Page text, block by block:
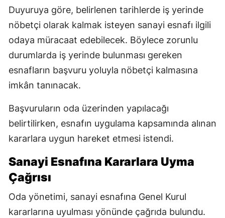
Duyuruya göre, belirlenen tarihlerde iş yerinde
nöbetçi olarak kalmak isteyen sanayi esnafı ilgili
odaya müracaat edebilecek. Böylece zorunlu
durumlarda iş yerinde bulunması gereken
esnafların başvuru yoluyla nöbetçi kalmasına
imkân tanınacak.
Başvuruların oda üzerinden yapılacağı
belirtilirken, esnafın uygulama kapsamında alınan
kararlara uygun hareket etmesi istendi.
Sanayi Esnafına Kararlara Uyma
Çağrısı
Oda yönetimi, sanayi esnafına Genel Kurul
kararlarına uyulması yönünde çağrıda bulundu.